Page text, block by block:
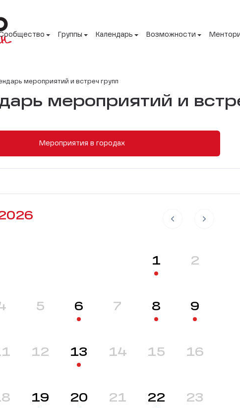
Группы Календарь Возможности
мероприятий и встреч групп
мероприятий и
Мероприятия в городах
1 2
5 6 7 8 9
12 13 14 15 16
19 20 21 22 23